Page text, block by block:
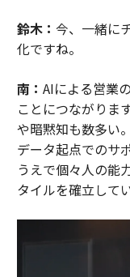
鈴木： 今、一緒に
化ですね。
南： AIによる営業
ことにつながりま
や暗黙知も数多い
データ起点でのサ
うえで個々人の能
タイルを確立して